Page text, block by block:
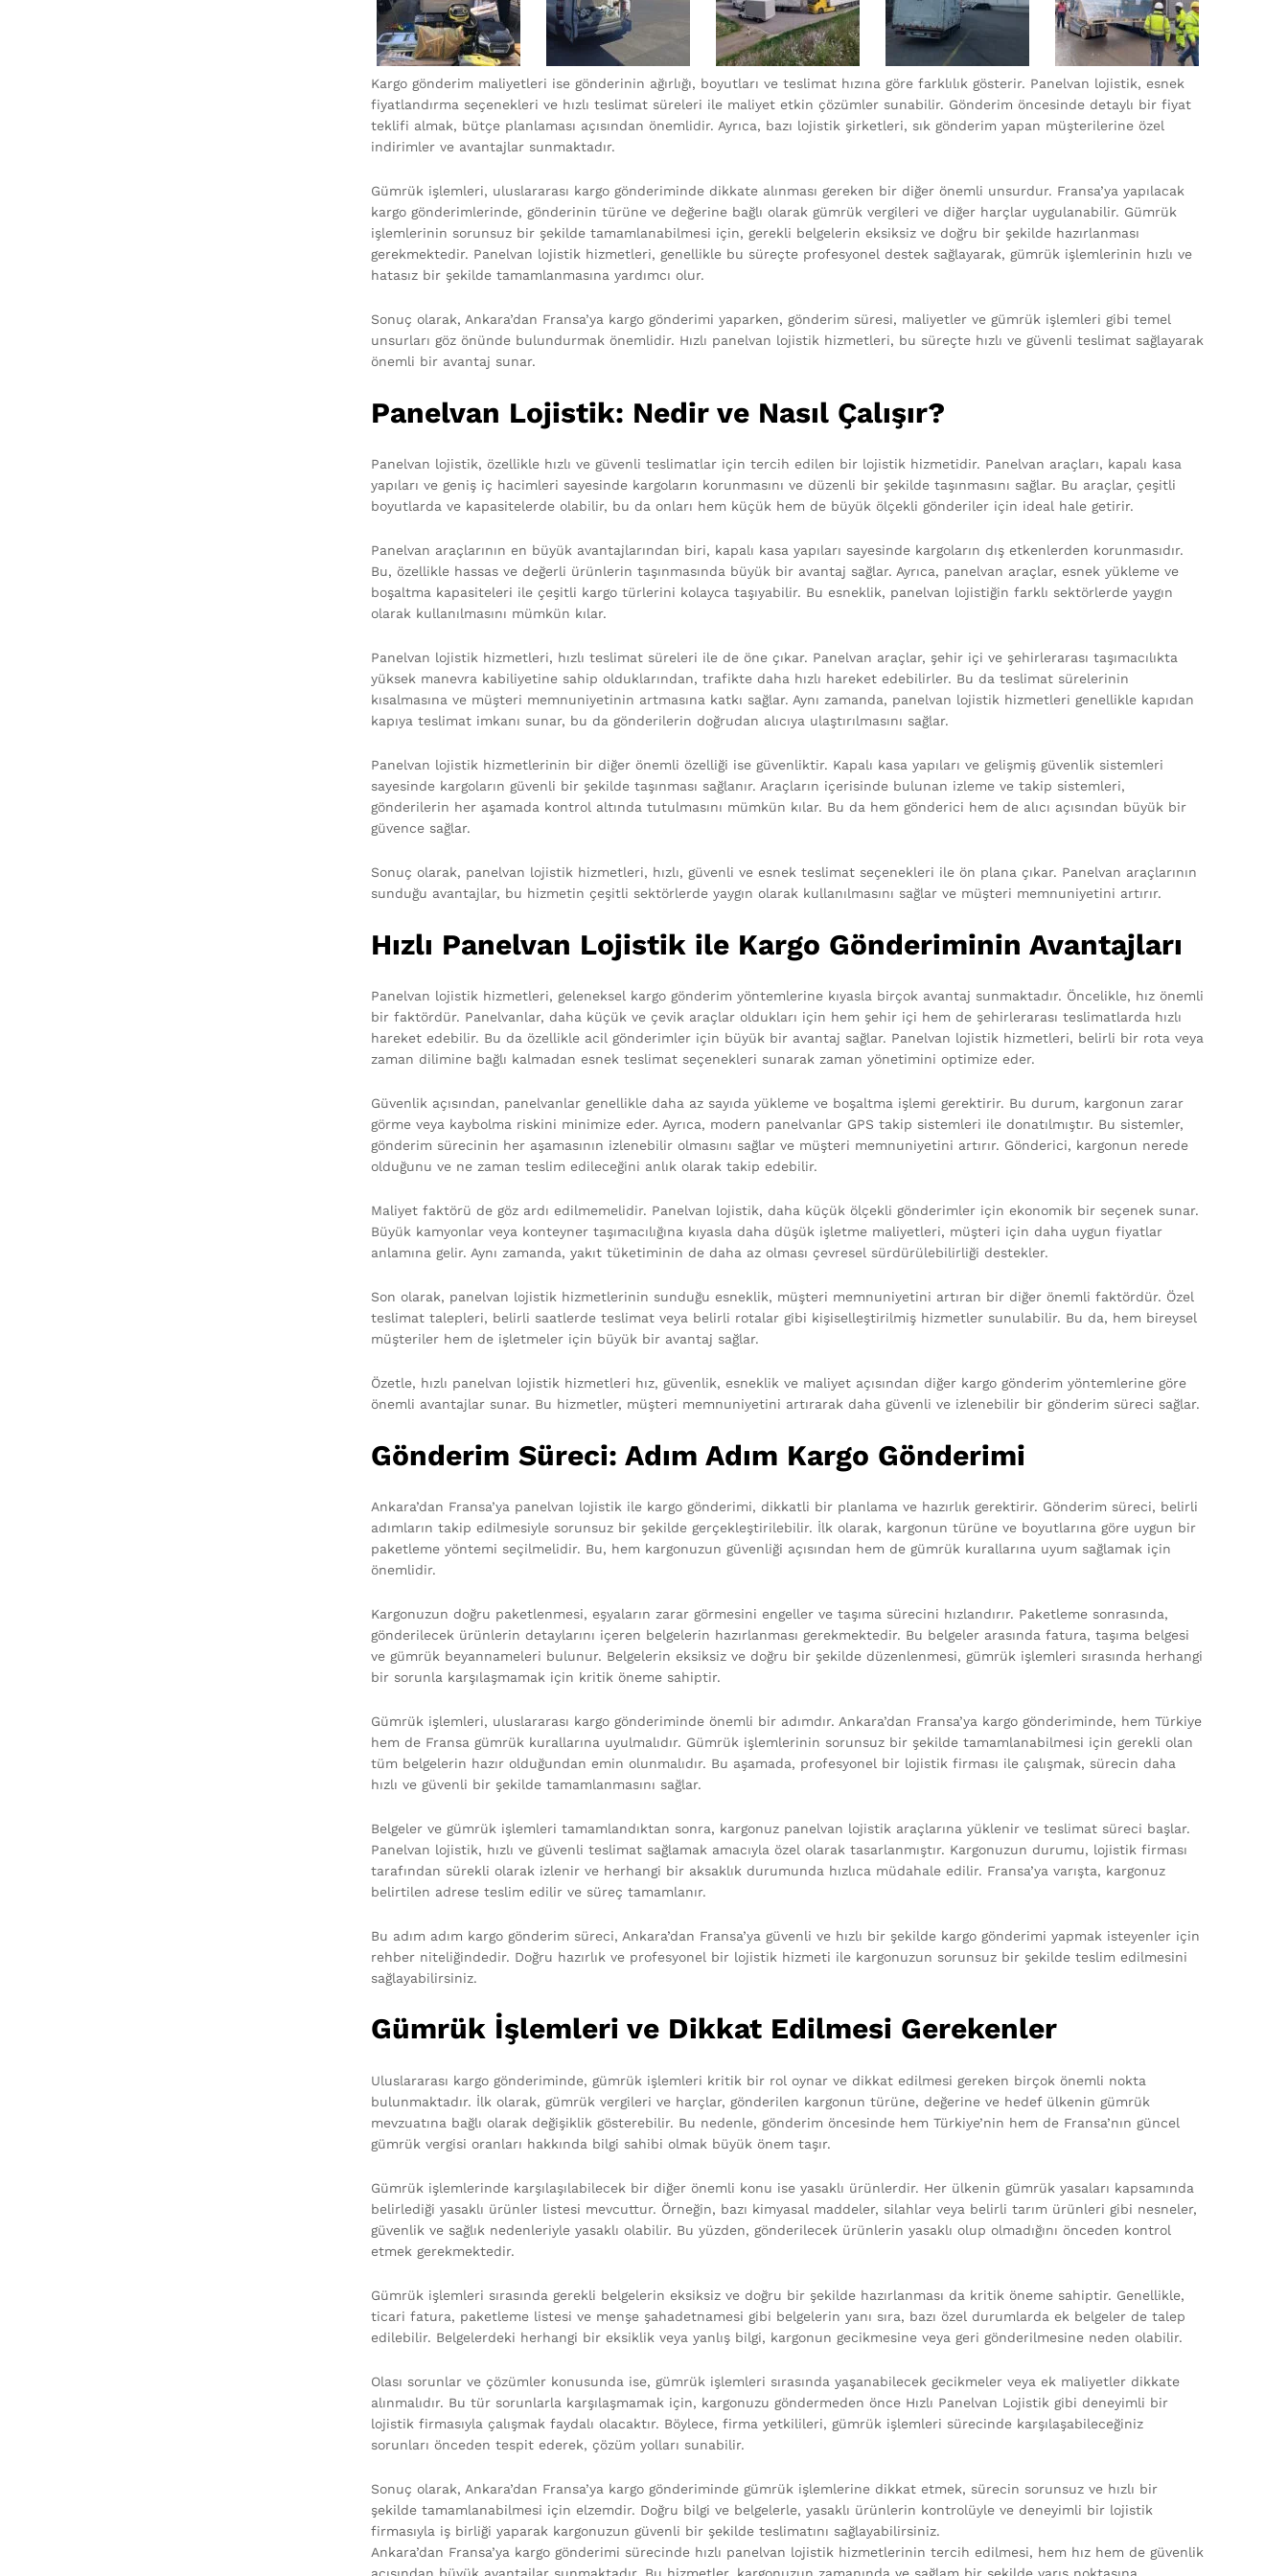
Kargo gönderim maliyetleri ise gönderinin ağırlığı, boyutları ve teslimat hızına göre farklılık gösterir. Panelvan lojistik, esnek
fiyatlandırma seçenekleri ve hızlı teslimat süreleri ile maliyet etkin çözümler sunabilir. Gönderim öncesinde detaylı bir fiyat
teklifi almak, bütçe planlaması açısından önemlidir. Ayrıca, bazı lojistik şirketleri, sık gönderim yapan müşterilerine özel
indirimler ve avantajlar sunmaktadır.
Gümrük işlemleri, uluslararası kargo gönderiminde dikkate alınması gereken bir diğer önemli unsurdur. Fransa’ya yapılacak
kargo gönderimlerinde, gönderinin türüne ve değerine bağlı olarak gümrük vergileri ve diğer harçlar uygulanabilir. Gümrük
işlemlerinin sorunsuz bir şekilde tamamlanabilmesi için, gerekli belgelerin eksiksiz ve doğru bir şekilde hazırlanması
gerekmektedir. Panelvan lojistik hizmetleri, genellikle bu süreçte profesyonel destek sağlayarak, gümrük işlemlerinin hızlı ve
hatasız bir şekilde tamamlanmasına yardımcı olur.
Sonuç olarak, Ankara’dan Fransa’ya kargo gönderimi yaparken, gönderim süresi, maliyetler ve gümrük işlemleri gibi temel
unsurları göz önünde bulundurmak önemlidir. Hızlı panelvan lojistik hizmetleri, bu süreçte hızlı ve güvenli teslimat sağlayarak
önemli bir avantaj sunar.
Panelvan Lojistik: Nedir ve Nasıl Çalışır?
Panelvan lojistik, özellikle hızlı ve güvenli teslimatlar için tercih edilen bir lojistik hizmetidir. Panelvan araçları, kapalı kasa
yapıları ve geniş iç hacimleri sayesinde kargoların korunmasını ve düzenli bir şekilde taşınmasını sağlar. Bu araçlar, çeşitli
boyutlarda ve kapasitelerde olabilir, bu da onları hem küçük hem de büyük ölçekli gönderiler için ideal hale getirir.
Panelvan araçlarının en büyük avantajlarından biri, kapalı kasa yapıları sayesinde kargoların dış etkenlerden korunmasıdır.
Bu, özellikle hassas ve değerli ürünlerin taşınmasında büyük bir avantaj sağlar. Ayrıca, panelvan araçlar, esnek yükleme ve
boşaltma kapasiteleri ile çeşitli kargo türlerini kolayca taşıyabilir. Bu esneklik, panelvan lojistiğin farklı sektörlerde yaygın
olarak kullanılmasını mümkün kılar.
Panelvan lojistik hizmetleri, hızlı teslimat süreleri ile de öne çıkar. Panelvan araçlar, şehir içi ve şehirlerarası taşımacılıkta
yüksek manevra kabiliyetine sahip olduklarından, trafikte daha hızlı hareket edebilirler. Bu da teslimat sürelerinin
kısalmasına ve müşteri memnuniyetinin artmasına katkı sağlar. Aynı zamanda, panelvan lojistik hizmetleri genellikle kapıdan
kapıya teslimat imkanı sunar, bu da gönderilerin doğrudan alıcıya ulaştırılmasını sağlar.
Panelvan lojistik hizmetlerinin bir diğer önemli özelliği ise güvenliktir. Kapalı kasa yapıları ve gelişmiş güvenlik sistemleri
sayesinde kargoların güvenli bir şekilde taşınması sağlanır. Araçların içerisinde bulunan izleme ve takip sistemleri,
gönderilerin her aşamada kontrol altında tutulmasını mümkün kılar. Bu da hem gönderici hem de alıcı açısından büyük bir
güvence sağlar.
Sonuç olarak, panelvan lojistik hizmetleri, hızlı, güvenli ve esnek teslimat seçenekleri ile ön plana çıkar. Panelvan araçlarının
sunduğu avantajlar, bu hizmetin çeşitli sektörlerde yaygın olarak kullanılmasını sağlar ve müşteri memnuniyetini artırır.
Hızlı Panelvan Lojistik ile Kargo Gönderiminin Avantajları
Panelvan lojistik hizmetleri, geleneksel kargo gönderim yöntemlerine kıyasla birçok avantaj sunmaktadır. Öncelikle, hız önemli
bir faktördür. Panelvanlar, daha küçük ve çevik araçlar oldukları için hem şehir içi hem de şehirlerarası teslimatlarda hızlı
hareket edebilir. Bu da özellikle acil gönderimler için büyük bir avantaj sağlar. Panelvan lojistik hizmetleri, belirli bir rota veya
zaman dilimine bağlı kalmadan esnek teslimat seçenekleri sunarak zaman yönetimini optimize eder.
Güvenlik açısından, panelvanlar genellikle daha az sayıda yükleme ve boşaltma işlemi gerektirir. Bu durum, kargonun zarar
görme veya kaybolma riskini minimize eder. Ayrıca, modern panelvanlar GPS takip sistemleri ile donatılmıştır. Bu sistemler,
gönderim sürecinin her aşamasının izlenebilir olmasını sağlar ve müşteri memnuniyetini artırır. Gönderici, kargonun nerede
olduğunu ve ne zaman teslim edileceğini anlık olarak takip edebilir.
Maliyet faktörü de göz ardı edilmemelidir. Panelvan lojistik, daha küçük ölçekli gönderimler için ekonomik bir seçenek sunar.
Büyük kamyonlar veya konteyner taşımacılığına kıyasla daha düşük işletme maliyetleri, müşteri için daha uygun fiyatlar
anlamına gelir. Aynı zamanda, yakıt tüketiminin de daha az olması çevresel sürdürülebilirliği destekler.
Son olarak, panelvan lojistik hizmetlerinin sunduğu esneklik, müşteri memnuniyetini artıran bir diğer önemli faktördür. Özel
teslimat talepleri, belirli saatlerde teslimat veya belirli rotalar gibi kişiselleştirilmiş hizmetler sunulabilir. Bu da, hem bireysel
müşteriler hem de işletmeler için büyük bir avantaj sağlar.
Özetle, hızlı panelvan lojistik hizmetleri hız, güvenlik, esneklik ve maliyet açısından diğer kargo gönderim yöntemlerine göre
önemli avantajlar sunar. Bu hizmetler, müşteri memnuniyetini artırarak daha güvenli ve izlenebilir bir gönderim süreci sağlar.
Gönderim Süreci: Adım Adım Kargo Gönderimi
Ankara’dan Fransa’ya panelvan lojistik ile kargo gönderimi, dikkatli bir planlama ve hazırlık gerektirir. Gönderim süreci, belirli
adımların takip edilmesiyle sorunsuz bir şekilde gerçekleştirilebilir. İlk olarak, kargonun türüne ve boyutlarına göre uygun bir
paketleme yöntemi seçilmelidir. Bu, hem kargonuzun güvenliği açısından hem de gümrük kurallarına uyum sağlamak için
önemlidir.
Kargonuzun doğru paketlenmesi, eşyaların zarar görmesini engeller ve taşıma sürecini hızlandırır. Paketleme sonrasında,
gönderilecek ürünlerin detaylarını içeren belgelerin hazırlanması gerekmektedir. Bu belgeler arasında fatura, taşıma belgesi
ve gümrük beyannameleri bulunur. Belgelerin eksiksiz ve doğru bir şekilde düzenlenmesi, gümrük işlemleri sırasında herhangi
bir sorunla karşılaşmamak için kritik öneme sahiptir.
Gümrük işlemleri, uluslararası kargo gönderiminde önemli bir adımdır. Ankara’dan Fransa’ya kargo gönderiminde, hem Türkiye
hem de Fransa gümrük kurallarına uyulmalıdır. Gümrük işlemlerinin sorunsuz bir şekilde tamamlanabilmesi için gerekli olan
tüm belgelerin hazır olduğundan emin olunmalıdır. Bu aşamada, profesyonel bir lojistik firması ile çalışmak, sürecin daha
hızlı ve güvenli bir şekilde tamamlanmasını sağlar.
Belgeler ve gümrük işlemleri tamamlandıktan sonra, kargonuz panelvan lojistik araçlarına yüklenir ve teslimat süreci başlar.
Panelvan lojistik, hızlı ve güvenli teslimat sağlamak amacıyla özel olarak tasarlanmıştır. Kargonuzun durumu, lojistik firması
tarafından sürekli olarak izlenir ve herhangi bir aksaklık durumunda hızlıca müdahale edilir. Fransa’ya varışta, kargonuz
belirtilen adrese teslim edilir ve süreç tamamlanır.
Bu adım adım kargo gönderim süreci, Ankara’dan Fransa’ya güvenli ve hızlı bir şekilde kargo gönderimi yapmak isteyenler için
rehber niteliğindedir. Doğru hazırlık ve profesyonel bir lojistik hizmeti ile kargonuzun sorunsuz bir şekilde teslim edilmesini
sağlayabilirsiniz.
Gümrük İşlemleri ve Dikkat Edilmesi Gerekenler
Uluslararası kargo gönderiminde, gümrük işlemleri kritik bir rol oynar ve dikkat edilmesi gereken birçok önemli nokta
bulunmaktadır. İlk olarak, gümrük vergileri ve harçlar, gönderilen kargonun türüne, değerine ve hedef ülkenin gümrük
mevzuatına bağlı olarak değişiklik gösterebilir. Bu nedenle, gönderim öncesinde hem Türkiye’nin hem de Fransa’nın güncel
gümrük vergisi oranları hakkında bilgi sahibi olmak büyük önem taşır.
Gümrük işlemlerinde karşılaşılabilecek bir diğer önemli konu ise yasaklı ürünlerdir. Her ülkenin gümrük yasaları kapsamında
belirlediği yasaklı ürünler listesi mevcuttur. Örneğin, bazı kimyasal maddeler, silahlar veya belirli tarım ürünleri gibi nesneler,
güvenlik ve sağlık nedenleriyle yasaklı olabilir. Bu yüzden, gönderilecek ürünlerin yasaklı olup olmadığını önceden kontrol
etmek gerekmektedir.
Gümrük işlemleri sırasında gerekli belgelerin eksiksiz ve doğru bir şekilde hazırlanması da kritik öneme sahiptir. Genellikle,
ticari fatura, paketleme listesi ve menşe şahadetnamesi gibi belgelerin yanı sıra, bazı özel durumlarda ek belgeler de talep
edilebilir. Belgelerdeki herhangi bir eksiklik veya yanlış bilgi, kargonun gecikmesine veya geri gönderilmesine neden olabilir.
Olası sorunlar ve çözümler konusunda ise, gümrük işlemleri sırasında yaşanabilecek gecikmeler veya ek maliyetler dikkate
alınmalıdır. Bu tür sorunlarla karşılaşmamak için, kargonuzu göndermeden önce Hızlı Panelvan Lojistik gibi deneyimli bir
lojistik firmasıyla çalışmak faydalı olacaktır. Böylece, firma yetkilileri, gümrük işlemleri sürecinde karşılaşabileceğiniz
sorunları önceden tespit ederek, çözüm yolları sunabilir.
Sonuç olarak, Ankara’dan Fransa’ya kargo gönderiminde gümrük işlemlerine dikkat etmek, sürecin sorunsuz ve hızlı bir
şekilde tamamlanabilmesi için elzemdir. Doğru bilgi ve belgelerle, yasaklı ürünlerin kontrolüyle ve deneyimli bir lojistik
firmasıyla iş birliği yaparak kargonuzun güvenli bir şekilde teslimatını sağlayabilirsiniz.
Ankara’dan Fransa’ya kargo gönderimi sürecinde hızlı panelvan lojistik hizmetlerinin tercih edilmesi, hem hız hem de güvenlik
açısından büyük avantajlar sunmaktadır. Bu hizmetler, kargonuzun zamanında ve sağlam bir şekilde varış noktasına